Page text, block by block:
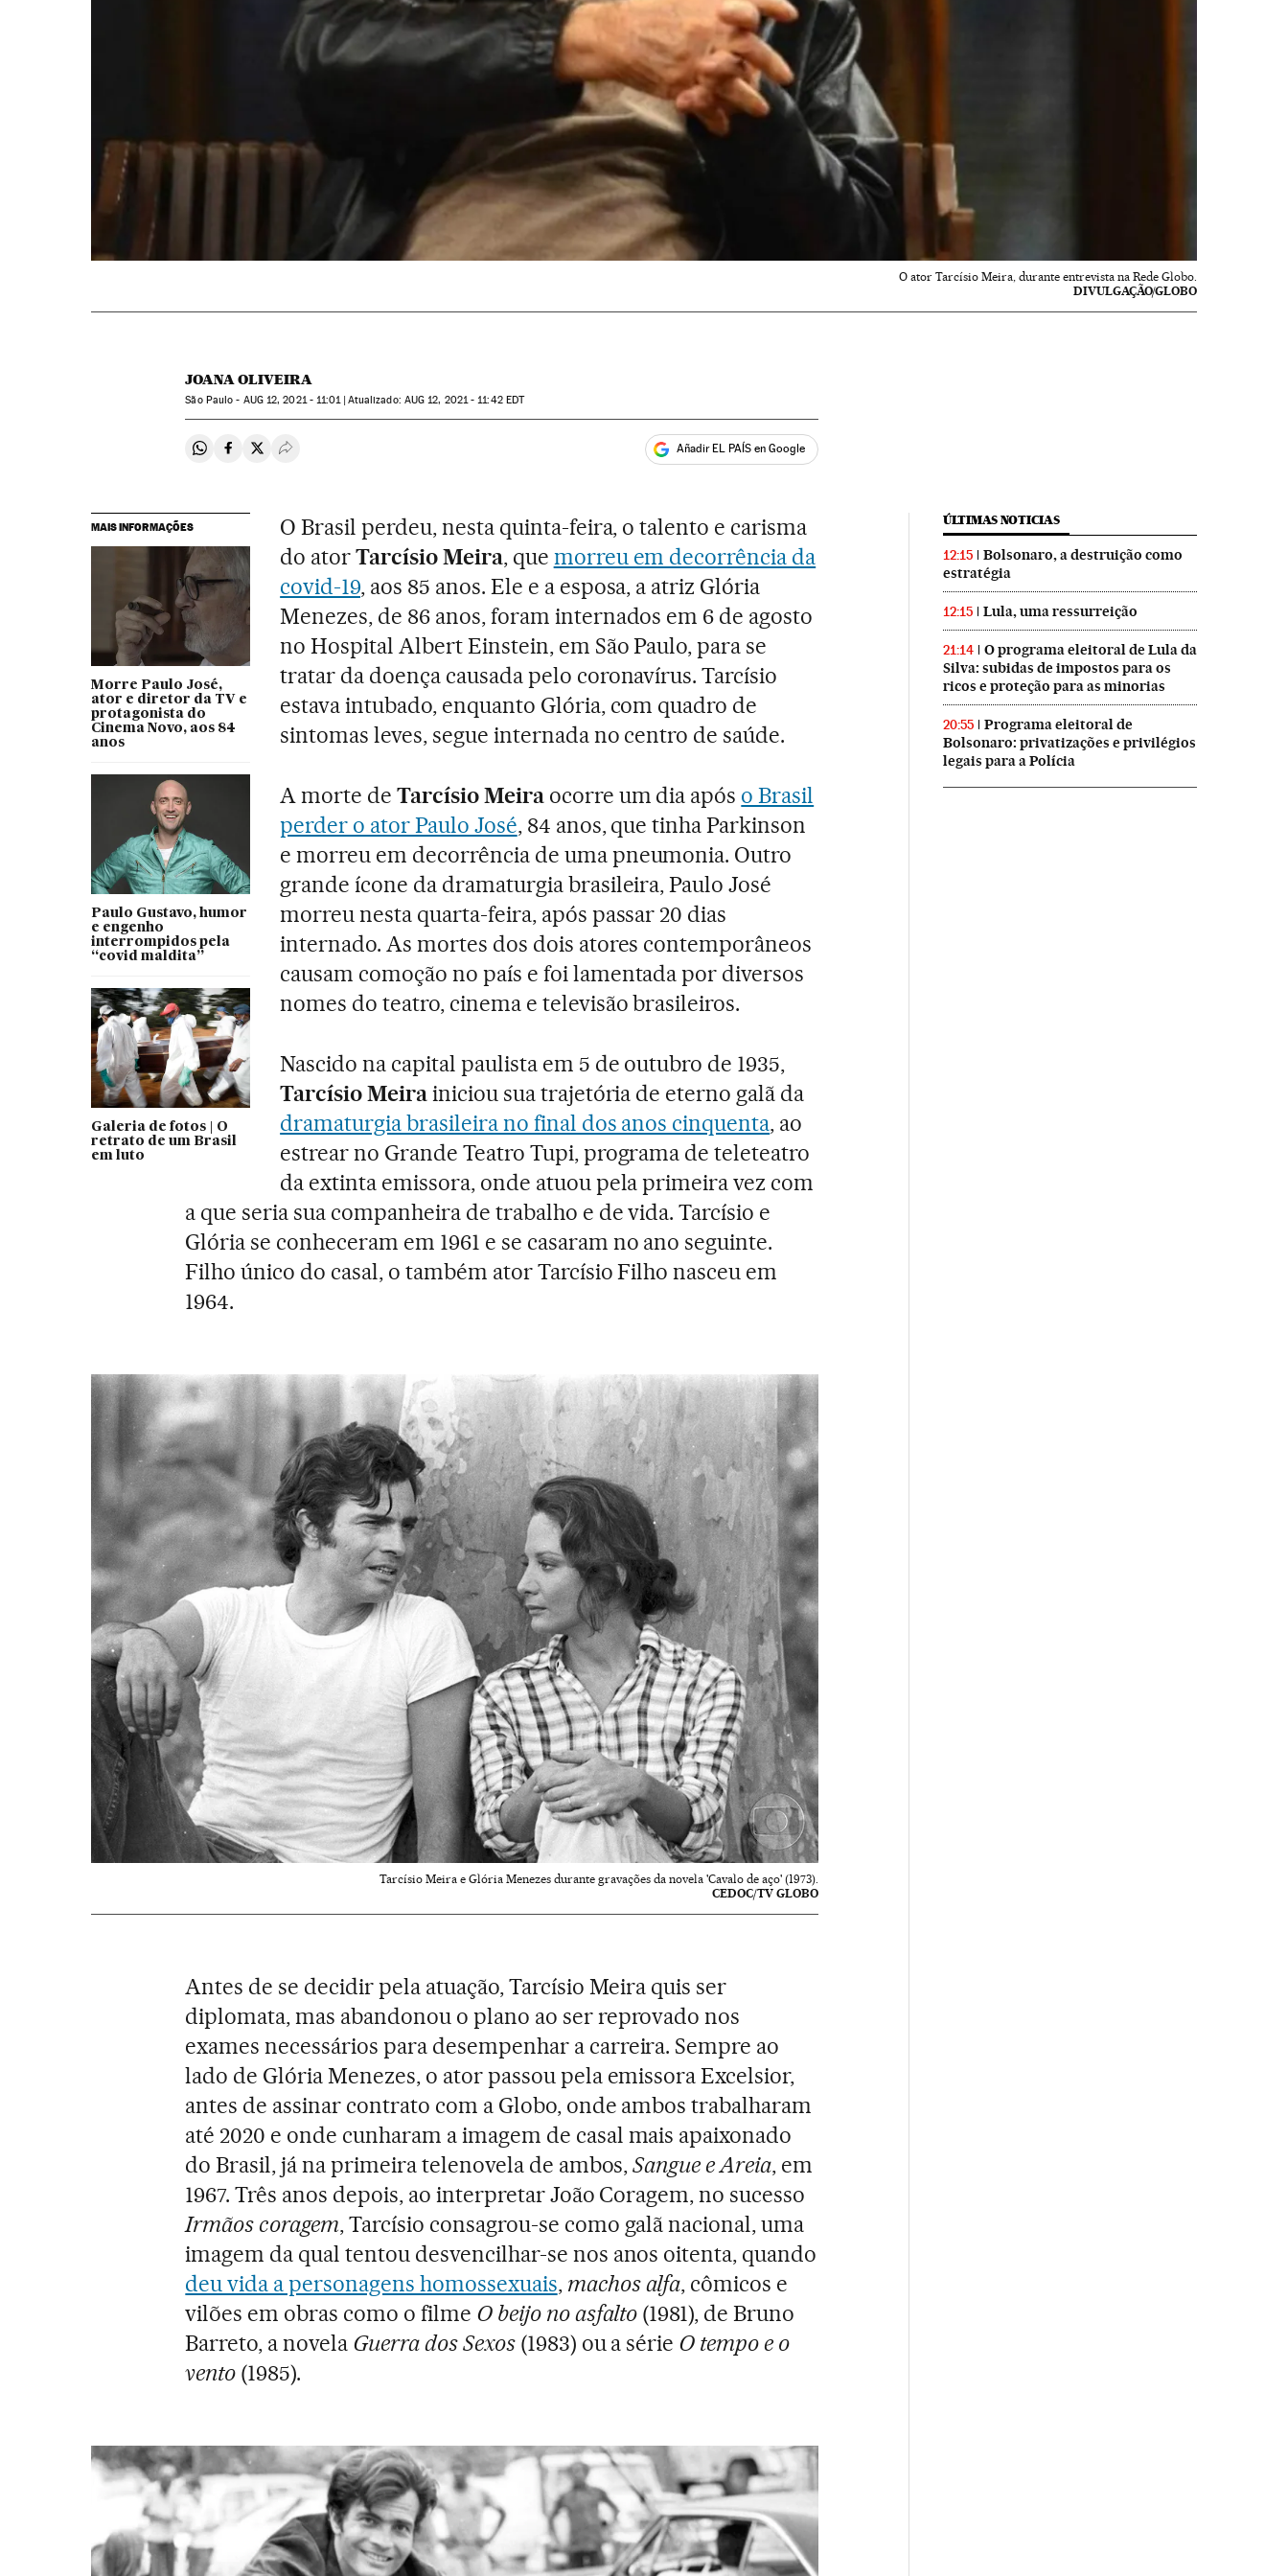
O ator Tarcísio Meira, durante entrevista na Rede Globo.
DIVULGAÇÃO/GLOBO
JOANA OLIVEIRA
São Paulo - AUG12, 2021 - 11:01 atualizado: AUG 12, 2021 - 11:42EDT
Compartir en Whatsapp
Compartir en Facebook
Compartir en Twitter
Desplegar Redes Sociales Añadir EL PAÍS en Google
MAIS INFORMAÇÕES
Morre Paulo José,
ator e diretor da TV e
protagonista do
Cinema Novo, aos 84
anos
Paulo Gustavo, humor
e engenho
interrompidos pela
“covid maldita”
Galeria de fotos | O
retrato de um Brasil
em luto
O Brasil perdeu, nesta quinta-feira, o talento e carisma
do atorTarcísio Meira, que morreu em decorrência da
covid-19, aos 85 anos. Ele e a esposa, a atriz Glória
Menezes, de 86 anos, foram internados em 6 de agosto
no Hospital Albert Einstein, em São Paulo, para se
tratar da doença causada pelo coronavírus. Tarcísio
estava intubado, enquanto Glória, com quadro de
sintomas leves, segue internada no centro de saúde.
A morte de Tarcísio Meiraocorre um dia após o Brasil
perder o ator Paulo José, 84 anos, que tinha Parkinson
e morreu em decorrência de uma pneumonia. Outro
grande ícone da dramaturgia brasileira, Paulo José
morreu nesta quarta-feira, após passar 20 dias
internado. As mortes dos dois atores contemporâneos
causam comoção no país e foi lamentada por diversos
nomes do teatro, cinema e televisão brasileiros.
Nascido na capital paulista em 5 de outubro de 1935,
Tarcísio Meirainiciou sua trajetória de eterno galã da
dramaturgia brasileira no final dos anos cinquenta, ao
estrear no Grande Teatro Tupi, programa de teleteatro
da extinta emissora, onde atuou pela primeira vez com
a que seria sua companheira de trabalho e de vida. Tarcísio e
Glória se conheceram em 1961 e se casaram no ano seguinte.
Filho único do casal, o também ator Tarcísio Filho nasceu em
1964.
Tarcísio Meira e Glória Menezes durante gravações da novela 'Cavalo de aço' (1973).
CEDOC/TV GLOBO
Antes de se decidir pela atuação, Tarcísio Meira quis ser
diplomata, mas abandonou o plano ao ser reprovado nos
exames necessários para desempenhar a carreira. Sempre ao
lado de Glória Menezes, o ator passou pela emissora Excelsior,
antes de assinar contrato com a Globo, onde ambos trabalharam
até 2020 e onde cunharam a imagem de casal mais apaixonado
do Brasil, já na primeira telenovela de ambos,Sangue e Areia, em
1967. Três anos depois, ao interpretar João Coragem, no sucesso
Irmãos coragem, Tarcísio consagrou-se como galã nacional, uma
imagem da qual tentou desvencilhar-se nos anos oitenta, quando
deu vida a personagens homossexuais, machos alfa, cômicos e
vilões em obras como o filme O beijo no asfalto (1981), de Bruno
Barreto, a novela Guerra dos Sexos(1983) ou a série O tempo e o
vento (1985).
ÚLTIMAS NOTICIAS
12:15
Bolsonaro, a destruição como
estratégia
12:15 Lula, uma ressurreição
21:14
O programa eleitoral de Lula da
Silva: subidas de impostos para os
ricos e proteção para as minorias
20:55
Programa eleitoral de
Bolsonaro: privatizações e privilégios
legais para a Polícia